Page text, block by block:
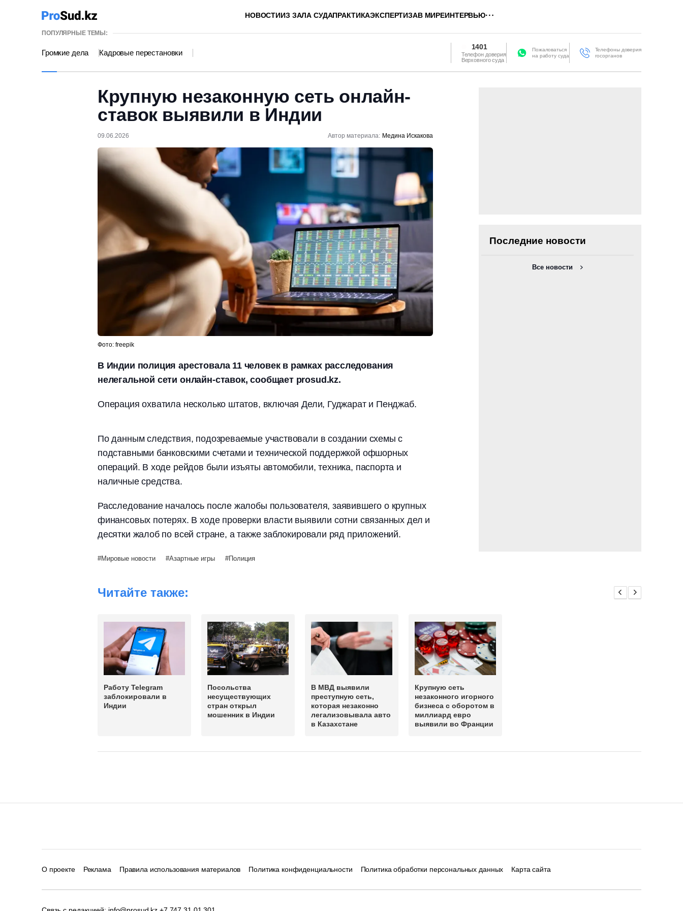
НОВОСТИИЗ ЗАЛА СУДАПРАКТИКАЭКСПЕРТИЗАВ МИРЕИНТЕРВЬЮ
ПОПУЛЯРНЫЕ ТЕМЫ:
Громкие дела Кадровые перестановки
1401
Телефон доверия
Верховного суда
Пожаловаться
на работу суда
Телефоны доверия
госорганов
Крупную незаконную сеть онлайн-
ставок выявили в Индии
09.06.2026 Автор материала: Медина Искакова
Фото: freepik
В Индии полиция арестовала 11 человек в рамках расследования
нелегальной сети онлайн-ставок, сообщает prosud.kz.
Операция охватила несколько штатов, включая Дели, Гуджарат и Пенджаб.
По данным следствия, подозреваемые участвовали в создании схемы с
подставными банковскими счетами и технической поддержкой офшорных
операций. В ходе рейдов были изъяты автомобили, техника, паспорта и
наличные средства.
Расследование началось после жалобы пользователя, заявившего о крупных
финансовых потерях. В ходе проверки власти выявили сотни связанных дел и
десятки жалоб по всей стране, а также заблокировали ряд приложений.
Мировые новости Азартные игры Полиция
Последние новости
Все новости
Читайте также:
Работу Telegram
заблокировали в
Индии
Посольства
несуществующих
стран открыл
мошенник в Индии
В МВД выявили
преступную сеть,
которая незаконно
легализовывала авто
в Казахстане
Крупную сеть
незаконного игорного
бизнеса с оборотом в
миллиард евро
выявили во Франции
О проекте Реклама Правила использования материалов Политика конфиденциальности Политика обработки персональных данных Карта сайта